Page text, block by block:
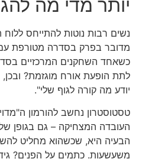
יותר מדי מה
נשים רבות נוטות להתייחס ללוח
מדובר בפרק בסדרה מטורפת
כשאחד השחקנים המרכזיים
לתת הופעת אורח מוגזמת?
יודע מה קורה לגוף שלי".
טסטוסטרון נחשב להורמון
העובדה המצחיקה – גם בגופן
הבעיה היא, שכשהוא מחליט
משעשעות. כתמים על הפנים?